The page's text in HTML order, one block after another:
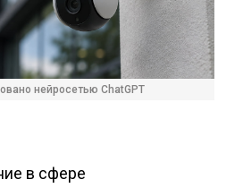
нейросетью ChatGPT
в сфере